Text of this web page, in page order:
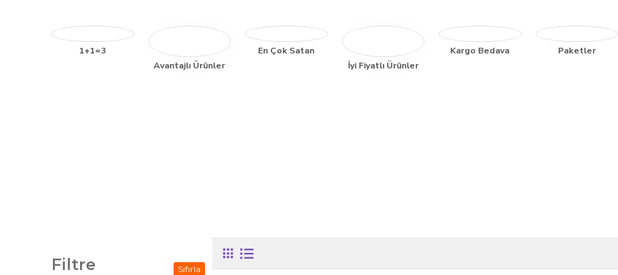
1+1=3
Avantajlı Ürünler
En Çok Satan
İyi Fiyatlı Ürünler
Kargo Bedava Paketler
Filtre Sıfırla